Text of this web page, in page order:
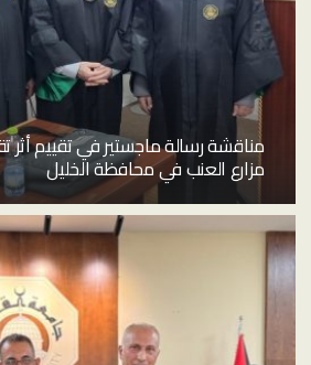
مناقشة رسالة ماجستير في تقييم أثر
مزارع العنب في محافظة الخليل